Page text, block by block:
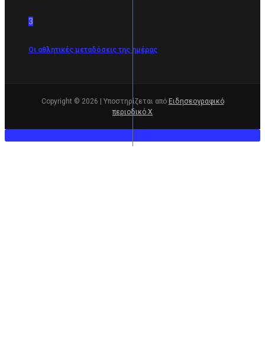
3
Οι αθλητικές μεταδόσεις της ημέρας
Copyright © 2026 | Υποστηρίζεται από Ειδησεογραφικό
περιοδικό Χ